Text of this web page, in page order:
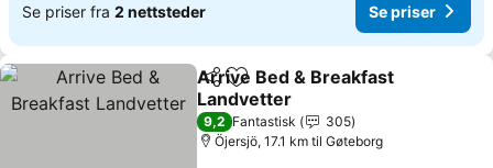
Se priser fra 2 nettsteder Se priser
Del Legg til i favoritter
Arrive Bed & Breakfast
Landvetter
9,2 Fantastisk
305
Öjersjö, 17.1 km til Gøteborg